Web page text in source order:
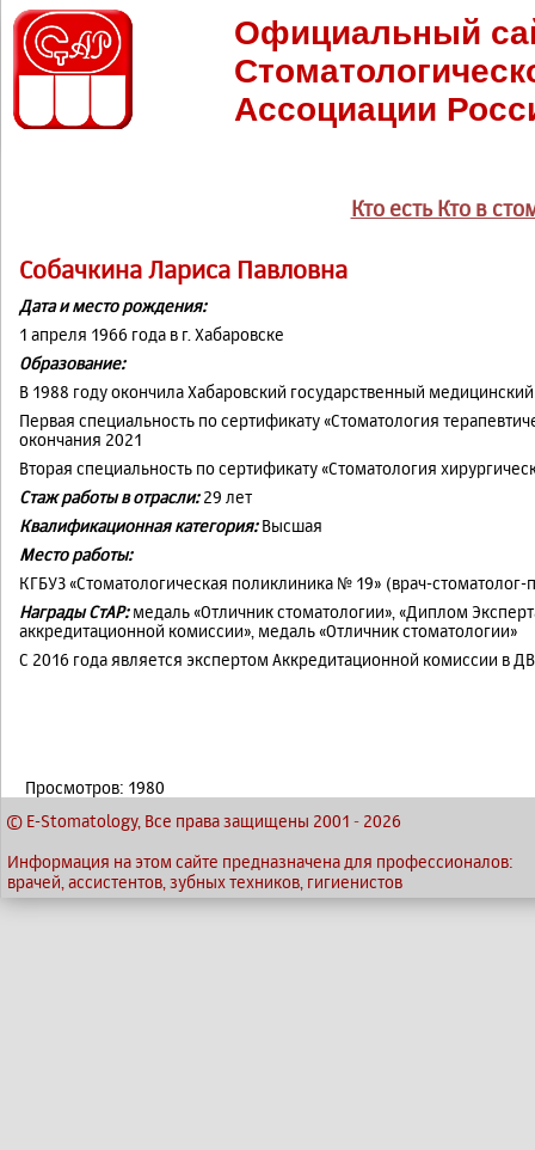
Официальный
Ассоциации
Кто есть Кто в
Собачкина Лариса Павловна
Дата и место рождения:
1 апреля 1966 года в г. Хабаровске
Образование:
В 1988 году окончила Хабаровский государственный медицинский
Первая специальность по сертификату «Стоматология
окончания 2021
Вторая специальность по сертификату «Стоматология
Стаж работы в отрасли:29 лет
Квалификационная категория:Высшая
Место работы:
КГБУЗ «Стоматологическая поликлиника № 19» (врач-стоматолог-
Награды СтАР:медаль «Отличник стоматологии», «Диплом
аккредитационной комиссии», медаль «Отличник стоматологии»
С 2016 года является экспертом Аккредитационной комиссии в
Просмотров: 1980
© E-Stomatology, Все права защищены 2001 - 2026
Информация на этом сайте предназначена для профессионалов:
врачей, ассистентов, зубных техников, гигиенистов